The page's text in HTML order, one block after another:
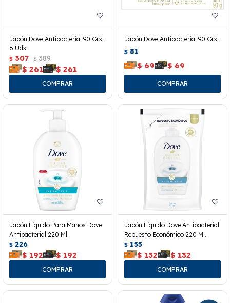
Jabón Dove Antibacterial 90 Grs.
6 Uds.
$ 307 $ 389
$ 261 $ 261
Jabón Dove Antibacterial 90 Grs.
$ 81
$ 69 $ 69
Jabón Líquido Para Manos Dove
Antibacterial 220 Ml.
$ 226
$ 192 $ 192
Jabón Líquido Dove Antibacterial
Repuesto Económico 220 Ml.
$ 155
$ 132 $ 132